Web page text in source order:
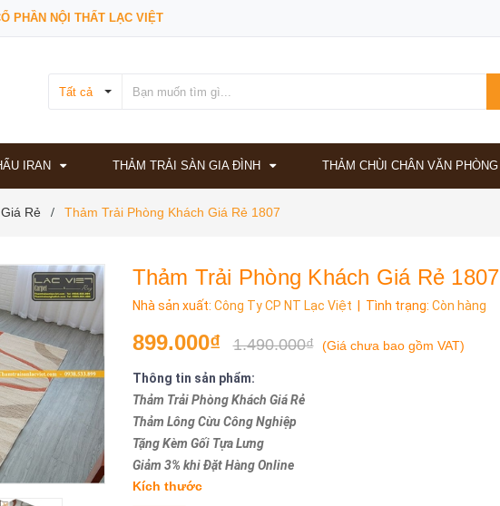
PHẦN NỘI THẤT LẠC VIỆT
Tất cả
IRAN THẢM TRẢI SÀN GIA ĐÌNH THẢM CHÙI CHÂN VĂN PHÒNG
Rẻ / Thảm Trải Phòng Khách Giá Rẻ 1807
Thảm Trải Phòng Khách Giá Rẻ 1807
Nhà sản xuất: Công Ty CP NT Lạc Việt | Tình trạng: Còn hàng
899.000₫ 1.490.000₫ (Giá chưa bao gồm VAT)
Thông tin sản phẩm:
Thảm Trải Phòng Khách Giá Rẻ
Thảm Lông Cừu Công Nghiệp
Tặng Kèm Gối Tựa Lưng
Giảm 3% khi Đặt Hàng Online
Kích thước